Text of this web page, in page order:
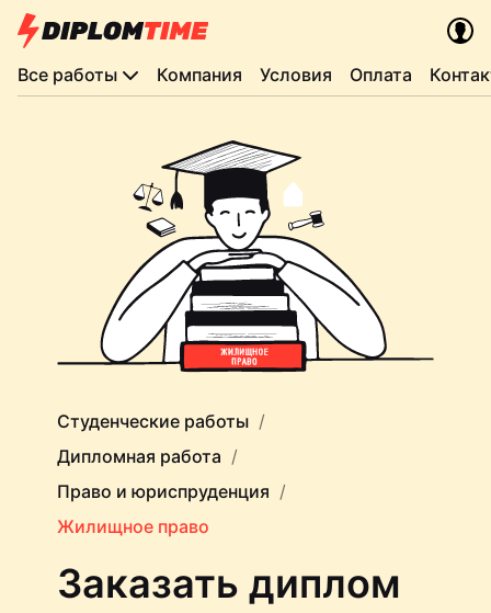
Все работы Компания Условия Оплата
Студенческие работы
Дипломная работа
Право и юриспруденция
Жилищное право
Заказать диплом